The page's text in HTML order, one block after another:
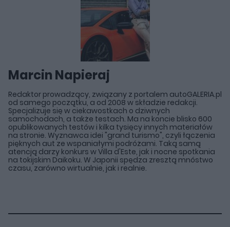
Marcin Napieraj
Redaktor prowadzący, związany z portalem autoGALERIA.pl
od samego początku, a od 2008 w składzie redakcji.
Specjalizuje się w ciekawostkach o dziwnych
samochodach, a także testach. Ma na koncie blisko 600
opublikowanych testów i kilka tysięcy innych materiałów
na stronie. Wyznawca idei "grand turismo", czyli łączenia
pięknych aut ze wspaniałymi podróżami. Taką samą
atencją darzy konkurs w Villa d'Este, jak i nocne spotkania
na tokijskim Daikoku. W Japonii spędza zresztą mnóstwo
czasu, zarówno wirtualnie, jak i realnie.